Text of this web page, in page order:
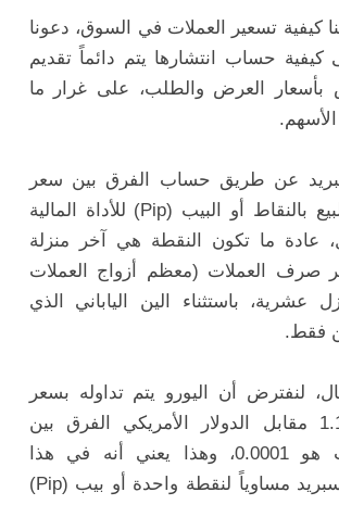
كيفية تسعير العملات في السوق، دعونا
حساب انتشارها يتم دائماً تقديم
بأسعار العرض والطلب، على غرار ما
عن طريق حساب الفرق بين سعر
الشراء وسعر البيع بالنقاط أو البيب (Pip) للأداة المالية
عادة ما تكون النقطة هي آخر منزلة
العملات (معظم أزواج العملات
عشرية، باستثناء الين الياباني الذي
فقط.
لنفترض أن
اليورو يتم تداوله بسعر
1.1234 / 1.1235 مقابل الدولار الأمريكي الفرق بين
العرض والطلب هو 0.0001، وهذا يعني أنه في هذا
المثال، يكون السبريد مساوياً لنقطة واحدة أو بيب (Pip)